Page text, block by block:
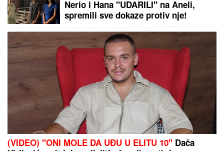
skroz uništen: Ovo su detalji drame
u Crnoj Gori
OVO SU NOVE CENE GORIVA:
Evo
koliko ćemo plaćati benzin i dizel na
pumpama